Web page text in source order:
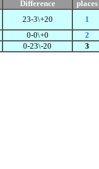
Difference
places
23-3\+20
1
0-0\+0
2
0-23\-20 3